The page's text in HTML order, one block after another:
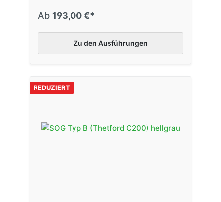
Ab 193,00 €*
Zu den Ausführungen
REDUZIERT